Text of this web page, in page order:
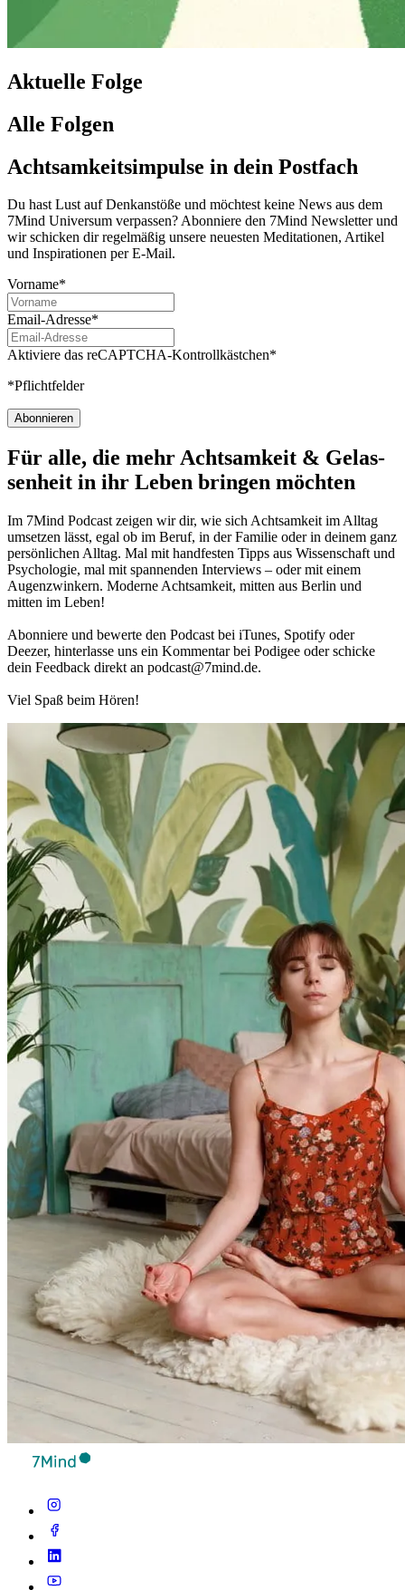
Aktuelle Folge
Alle Folgen
Achtsamkeitsimpulse in dein Postfach
Du hast Lust auf Denkanstöße und möchtest keine News aus dem
7Mind Universum verpassen? Abon­niere den 7Mind News­let­ter und
wir schicken dir regelmäßig unsere neuesten Meditationen, Artikel
und Inspirationen per E-Mail.
Vorname*
Email-Adresse*
Aktiviere das reCAPTCHA-Kontrollkästchen*
*Pflichtfelder
Abonnieren
Für alle, die mehr Acht­sam­keit & Gelas­
sen­heit in ihr Leben brin­gen möch­ten
Im 7Mind Pod­cast zeigen wir dir, wie sich Acht­sam­keit im Alltag
umset­zen lässt, egal ob im Beruf, in der Fami­lie oder in deinem ganz
per­sön­li­chen Alltag. Mal mit hand­fes­ten Tipps aus Wis­sen­schaft und
Psy­cho­lo­gie, mal mit spannenden Interviews – oder mit einem
Augen­zwin­kern. Moderne Acht­sam­keit, mitten aus Berlin und
mitten im Leben!
Abon­niere und bewerte den Pod­cast bei iTunes, Spo­tify oder
Deezer, hin­ter­lasse uns ein Kom­men­tar bei Podigee oder schi­cke
dein Feed­back direkt an podcast@​7​mind.​de.
Viel Spaß beim Hören!